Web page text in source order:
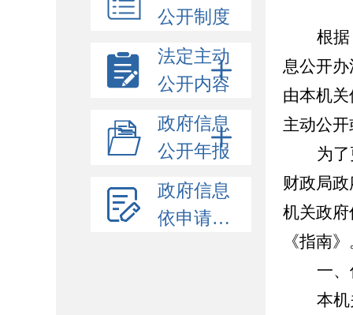
公开制度
法定主动
公开内容
政府信息
公开年报
政府信息
依申请公开
根
息公开
由本机
主动公
为
财政局
机关政
《指南
一
本